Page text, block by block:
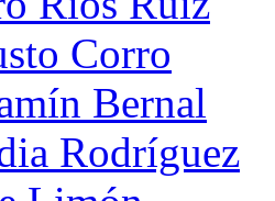
Corro
Bernal
Rodríguez